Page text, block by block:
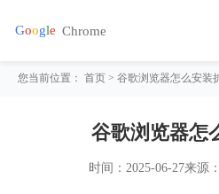
您当前位置：首页 > 谷歌浏览器怎么安装
谷歌浏览器怎
时间： 2025-06-27来源：